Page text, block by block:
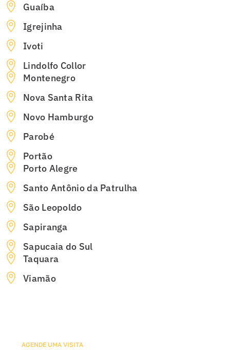
Guaíba
Igrejinha
Ivoti
Lindolfo Collor
Montenegro
Nova Santa Rita
Novo Hamburgo
Parobé
Portão
Porto Alegre
Santo Antônio da Patrulha
São Leopoldo
Sapiranga
Sapucaia do Sul
Taquara
Viamão
AGENDE UMA VISITA